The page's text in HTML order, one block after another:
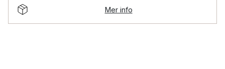
Mer info